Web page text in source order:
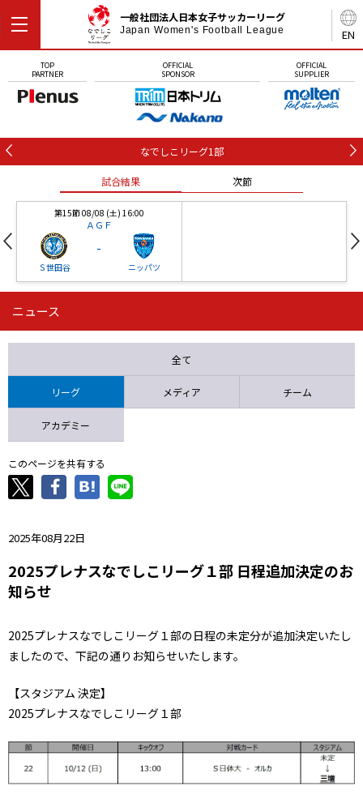
EN
一般社団法人日本女子サッカーリーグ
Japan Women's Football League
TOP
PARTNER
OFFICIAL
SPONSOR
OFFICIAL
SUPPLIER
なでしこリーグ1部
試合結果 次節
第15節 08/08 (土) 16:00
ＡＧＦ
Ｓ世田谷
-
ニッパツ
第16節 09/05 (土) 15:00
ニッパツ 石人の星
ニュース
全て
リーグ メディア チーム
アカデミー
このページを共有する
2025年08月22日
2025プレナスなでしこリーグ１部 日程追加決定のお
知らせ
2025プレナスなでしこリーグ１部の日程の未定分が追加決定いたし
ましたので、下記の通りお知らせいたします。
【スタジアム 決定】
2025プレナスなでしこリーグ１部